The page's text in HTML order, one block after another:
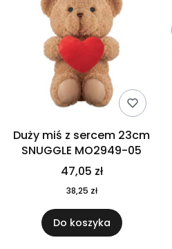
Duży miś z sercem 23cm
SNUGGLE MO2949-05
47,05 zł
38,25 zł
Do koszyka